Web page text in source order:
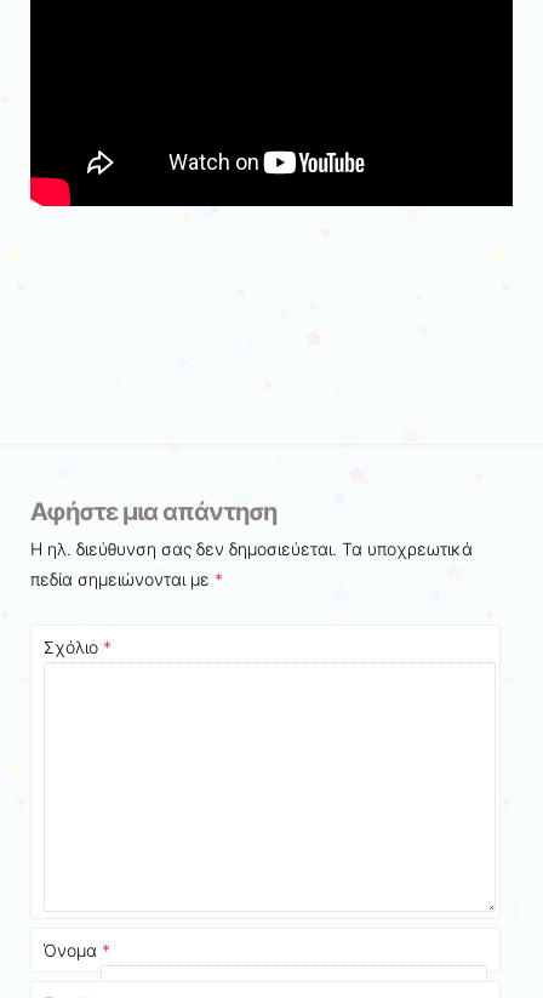
Αφήστε μια απάντηση
Η ηλ. διεύθυνση σας δεν δημοσιεύεται. Τα υποχρεωτικά
πεδία σημειώνονται με *
Σχόλιο *
Όνομα *